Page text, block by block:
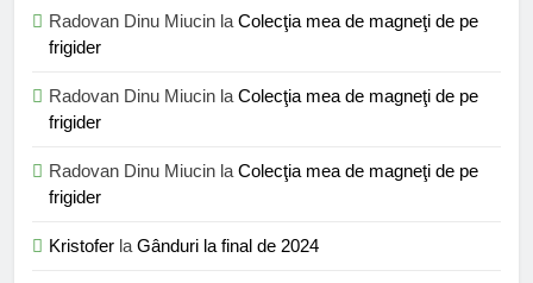
Radovan Dinu Miucin la Colecţia mea de magneţi de pe
frigider
Radovan Dinu Miucin la Colecţia mea de magneţi de pe
frigider
Radovan Dinu Miucin la Colecţia mea de magneţi de pe
frigider
Kristofer la Gânduri la final de 2024